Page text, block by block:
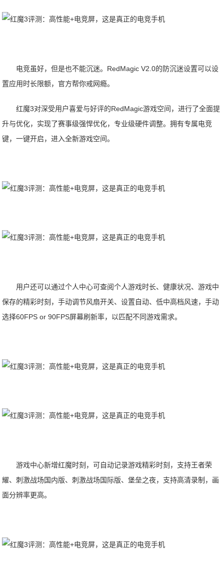
电竞虽好，但是也不能沉迷。RedMagic V2.0的防沉迷设置可以设
置应用时长限额，官方帮你戒网瘾。
红魔3对深受用户喜爱与好评的RedMagic游戏空间，进行了全面提
升与优化，实现了赛事级强悍优化，专业级硬件调整。拥有专属电竞
键，一键开启，进入全新游戏空间。
用户还可以通过个人中心可查阅个人游戏时长、健康状况、游戏中
保存的精彩时刻，手动调节风扇开关、设置自动、低中高档风速，手动
选择60FPS or 90FPS屏幕刷新率，以匹配不同游戏需求。
游戏中心新增红魔时刻，可自动记录游戏精彩时刻，支持王者荣
耀、刺激战场国内版、刺激战场国际版、堡垒之夜，支持高清录制，画
面分辨率更高。